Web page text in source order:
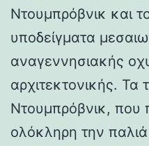
Ντουμπρόβνικ και
υποδείγματα
αναγεννησιακής
αρχιτεκτονικής. Τα
Ντουμπρόβνικ, που
ολόκληρη την